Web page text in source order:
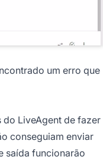
um erro que
do LiveAgent de fazer
conseguiam enviar
saída funcionarão